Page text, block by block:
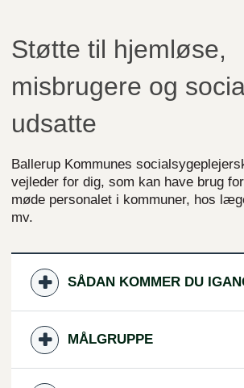
Støtte til hjemløse,
misbrugere og
udsatte
Ballerup Kommunes
vejleder for dig, som kan have brug
møde personalet i kommuner, hos
mv.
SÅDAN KOMMER DU
MÅLGRUPPE